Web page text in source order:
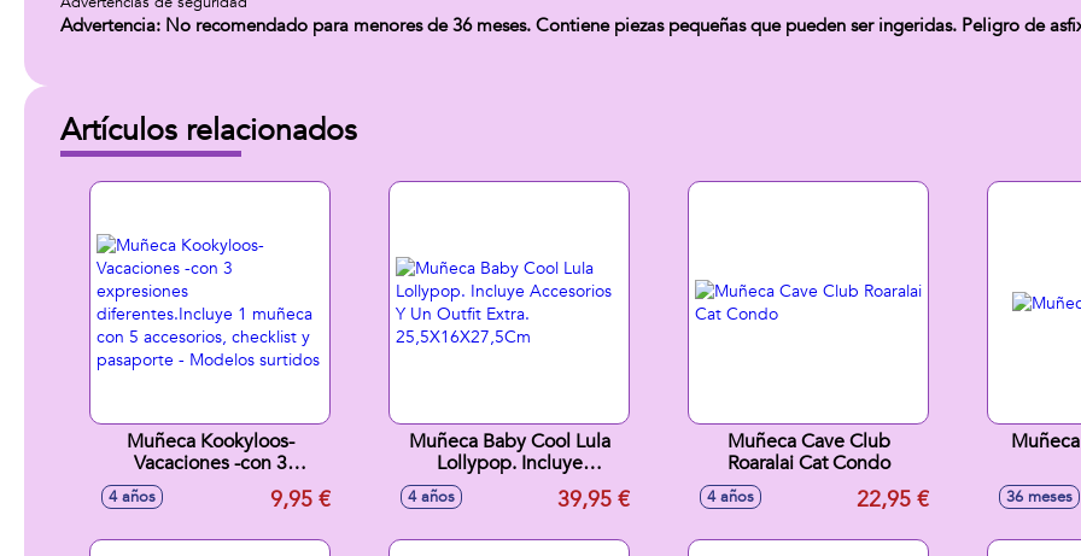
Advertencia: No recomendado para menores de 36 meses. Contiene piezas pequeñas que pueden ser ingeridas. Peligro de
Artículos relacionados
Muñeca Kookyloos-
Vacaciones -con 3
expresiones
diferentes.Incluye 1
4 años 9,95 €
Muñeca Baby Cool Lula
Lollypop. Incluye
Accesorios Y Un Outfit
Extra. 25,5X16X27,5Cm
4 años 39,95 €
Muñeca Cave Club
Roaralai Cat Condo
4 años 22,95 € 36 meses